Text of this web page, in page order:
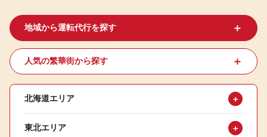
地域から運転代行を探す ＋
人気の繁華街から探す ＋
北海道エリア ＋
東北エリア ＋